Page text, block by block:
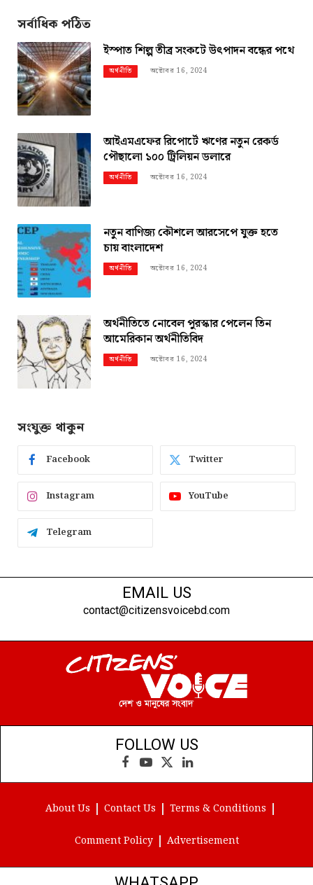
সর্বাধিক পঠিত
ইস্পাত শিল্প তীব্র সংকটে উৎপাদন বন্ধের পথে
অর্থনীতি অক্টোবর 16, 2024
আইএমএফের রিপোর্টে ঋণের নতুন রেকর্ড
পৌছালো ১০০ ট্রিলিয়ন ডলারে
অর্থনীতি অক্টোবর 16, 2024
নতুন বাণিজ্য কৌশলে আরসেপে যুক্ত হতে
চায় বাংলাদেশ
অর্থনীতি অক্টোবর 16, 2024
অর্থনীতিতে নোবেল পুরস্কার পেলেন তিন
আমেরিকান অর্থনীতিবিদ
অর্থনীতি অক্টোবর 16, 2024
সংযুক্ত থাকুন
Facebook Twitter
Instagram YouTube
Telegram
EMAIL US
contact@citizensvoicebd.com
FOLLOW US
Facebook
YouTube
X
(Twitter)
LinkedIn
About Us Contact Us Terms & Conditions
Comment Policy Advertisement